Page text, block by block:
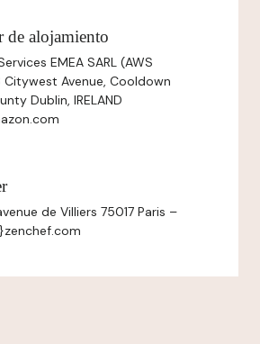
de alojamiento
EMEA SARL (AWS
Avenue, Cooldown
Dublin, IRELAND
de Villiers 75017 Paris –